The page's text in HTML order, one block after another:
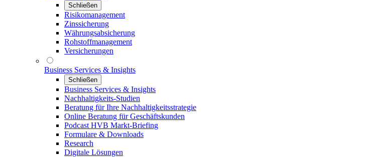
Schließen
Risikomanagement
Zinssicherung
Währungsabsicherung
Rohstoffmanagement
Versicherungen
Business Services & Insights
Schließen
Business Services & Insights
Nachhaltigkeits-Studien
Beratung für Ihre Nachhaltigkeitsstrategie
Online Beratung für Geschäftskunden
Podcast HVB Markt-Briefing
Formulare & Downloads
Research
Digitale Lösungen